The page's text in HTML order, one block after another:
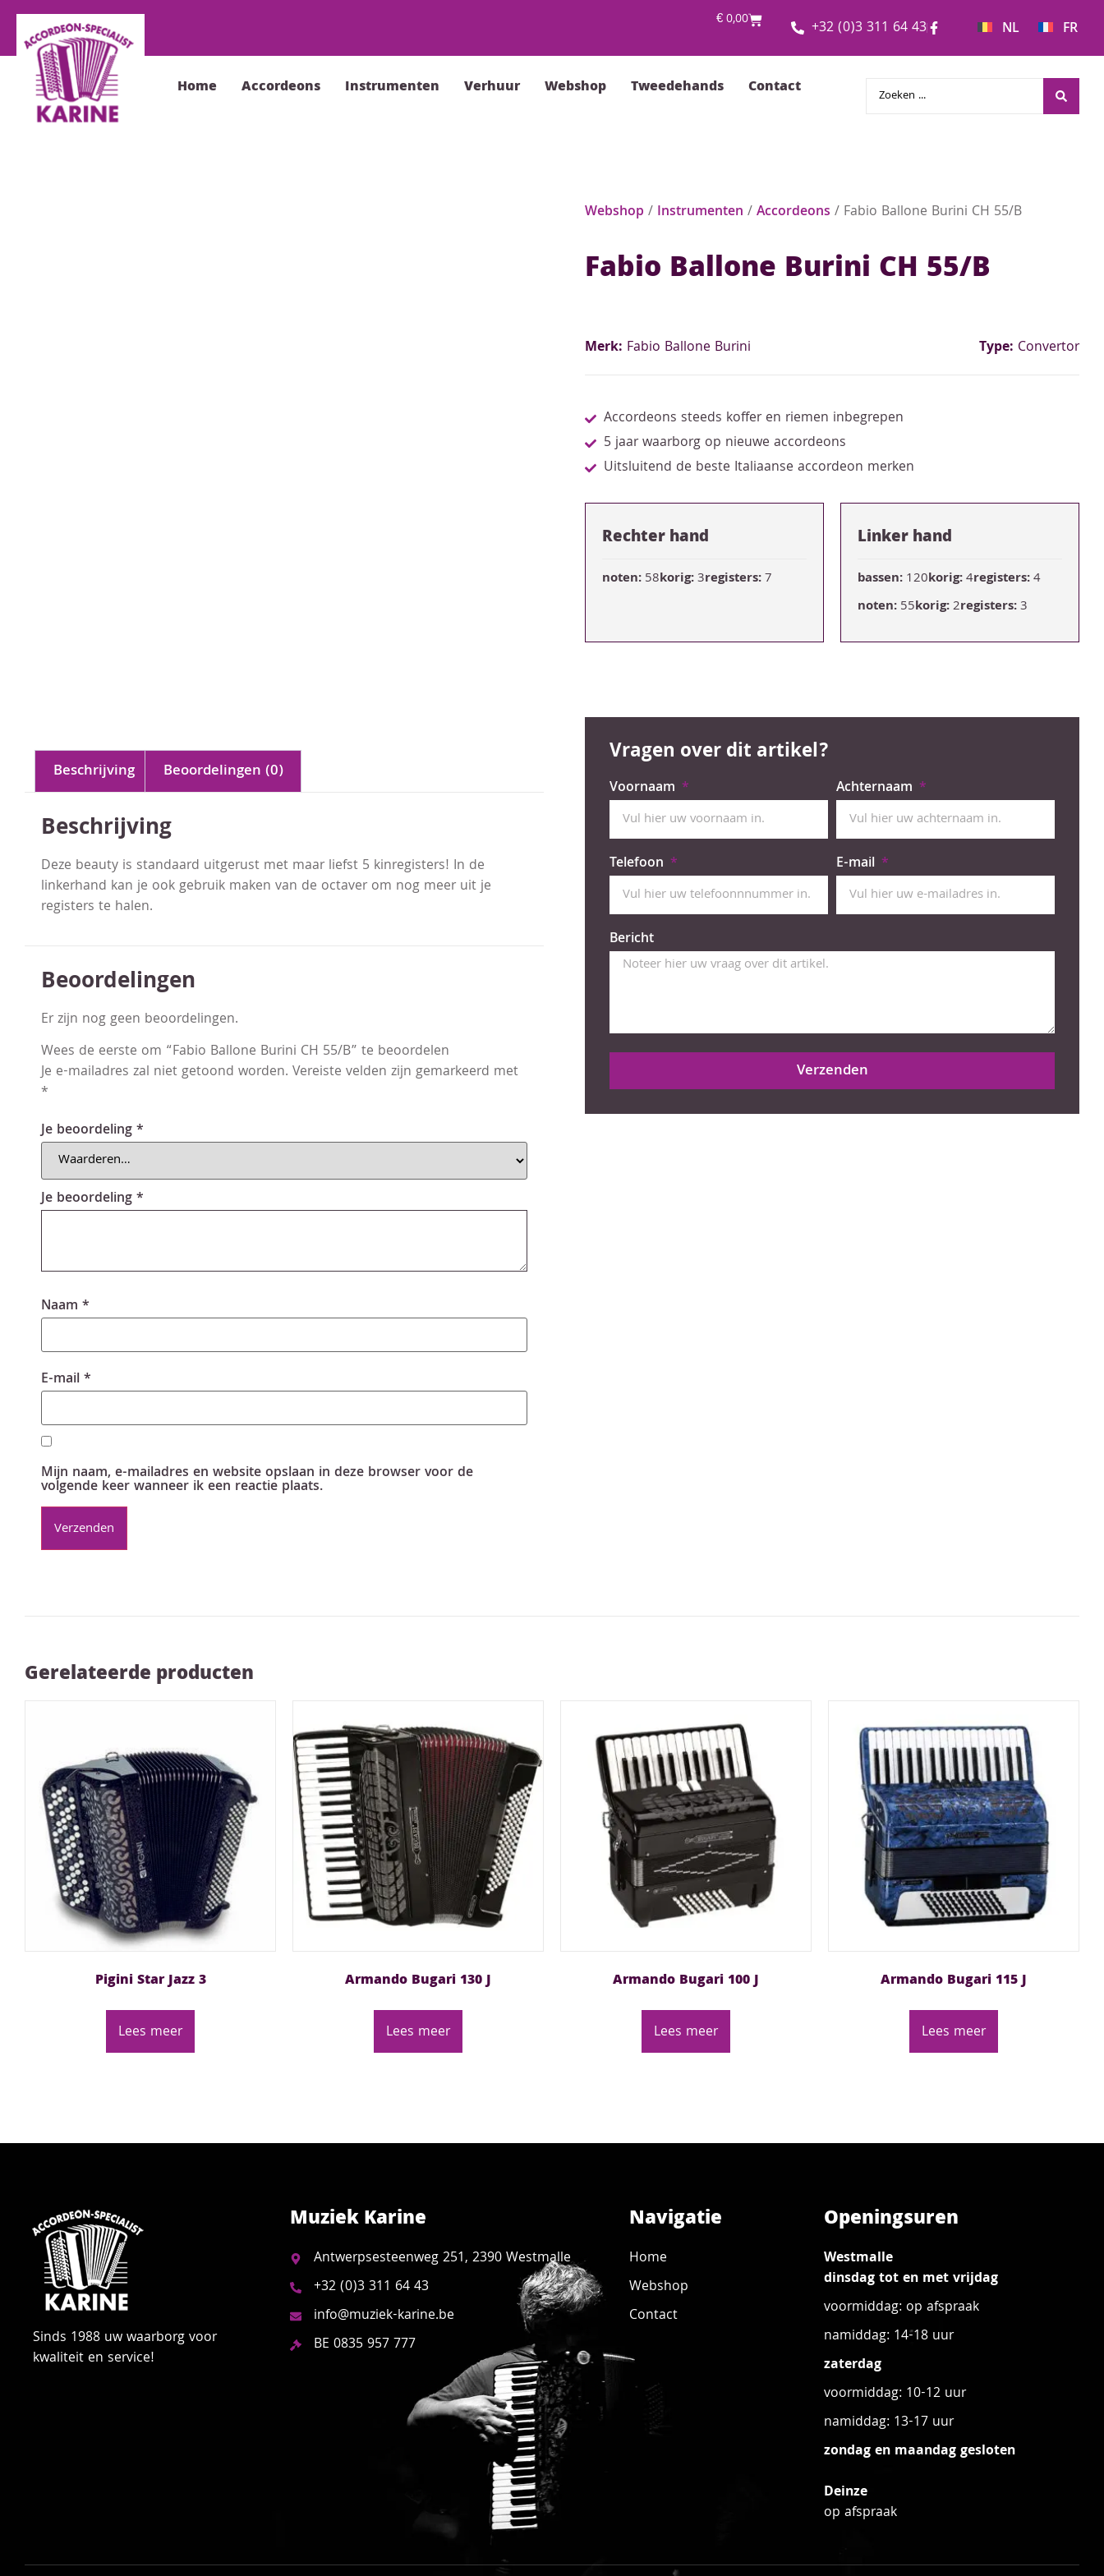
€0,00 +32 (0)3 311 64 43 NL FR
Home Accordeons Instrumenten Verhuur Webshop Tweedehands Contact
Webshop / Instrumenten /Accordeons / Fabio Ballone Burini CH 55/B
Fabio Ballone Burini CH 55/B
Merk: Fabio Ballone Burini Type: Convertor
Accordeons steeds koffer en riemen inbegrepen
5 jaar waarborg op nieuwe accordeons
Uitsluitend de beste Italiaanse accordeon merken
Rechter hand
noten:58korig:3registers:7
Linker hand
bassen:120korig:4registers:4
noten:55korig:2registers:3
Beschrijving Beoordelingen (0)
Beschrijving
Deze beauty is standaard uitgerust met maar liefst 5 kinregisters! In de
linkerhand kan je ook gebruik maken van de octaver om nog meer uit je
registers te halen.
Beoordelingen
Er zijn nog geen beoordelingen.
Wees de eerste om “Fabio Ballone Burini CH 55/B” te beoordelen
Je e-mailadres zal niet getoond worden. Vereiste velden zijn gemarkeerd met
*
Je beoordeling*
Je beoordeling*
Naam *
E-mail*
Mijn naam, e-mailadres en website opslaan in deze browser voor de
volgende keer wanneer ik een reactie plaats.
Vragen over dit artikel?
Voornaam Achternaam
Telefoon E-mail
Bericht
Verzenden
Gerelateerde producten
Pigini Star Jazz 3
Lees meer
Armando Bugari 130 J
Lees meer
Armando Bugari 100 J
Lees meer
Armando Bugari 115 J
Lees meer
Sinds 1988 uw waarborg voor
kwaliteit en service!
Muziek Karine
Antwerpsesteenweg 251, 2390 Westmalle
+32 (0)3 311 64 43
info@muziek-karine.be
BE 0835 957 777
Navigatie
Home
Webshop
Contact
Openingsuren
Westmalle
dinsdag tot en met vrijdag
voormiddag: op afspraak
namiddag: 14-18 uur
zaterdag
voormiddag: 10-12 uur
namiddag: 13-17 uur
zondag en maandag gesloten
Deinze
op afspraak